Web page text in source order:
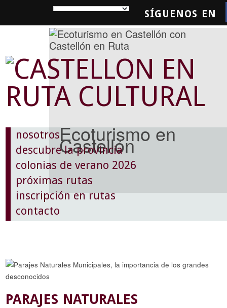
SÍGUENOS EN
Ecoturismo en
Castellón
nosotros
descubre la provincia
colonias de verano 2026
próximas rutas
inscripción en rutas
contacto
PARAJES NATURALES